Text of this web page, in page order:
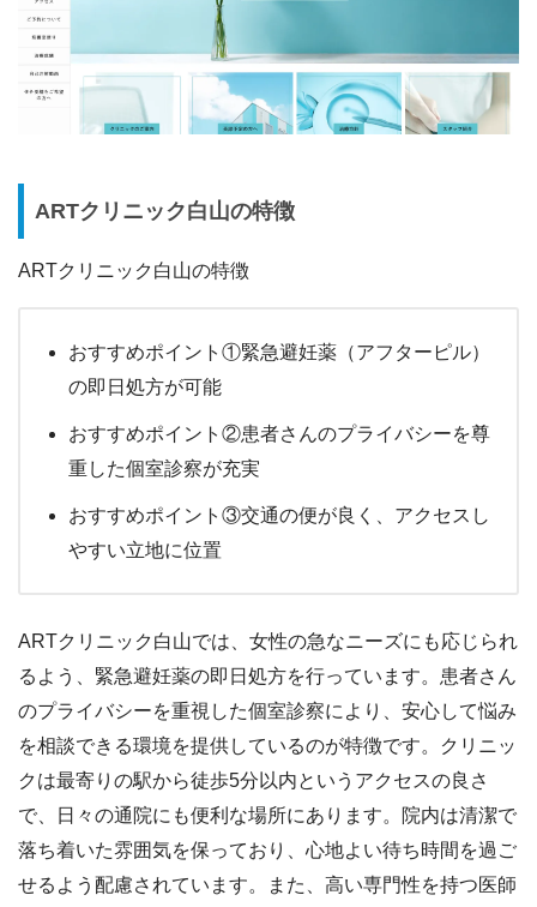
ARTクリニック白山の特徴
ARTクリニック白山の特徴
おすすめポイント①緊急避妊薬（アフターピル）
の即日処方が可能
おすすめポイント②患者さんのプライバシーを尊
重した個室診察が充実
おすすめポイント③交通の便が良く、アクセスし
やすい立地に位置
ARTクリニック白山では、女性の急なニーズにも応じられ
るよう、緊急避妊薬の即日処方を行っています。患者さん
のプライバシーを重視した個室診察により、安心して悩み
を相談できる環境を提供しているのが特徴です。クリニッ
クは最寄りの駅から徒歩5分以内というアクセスの良さ
で、日々の通院にも便利な場所にあります。院内は清潔で
落ち着いた雰囲気を保っており、心地よい待ち時間を過ご
せるよう配慮されています。また、高い専門性を持つ医師